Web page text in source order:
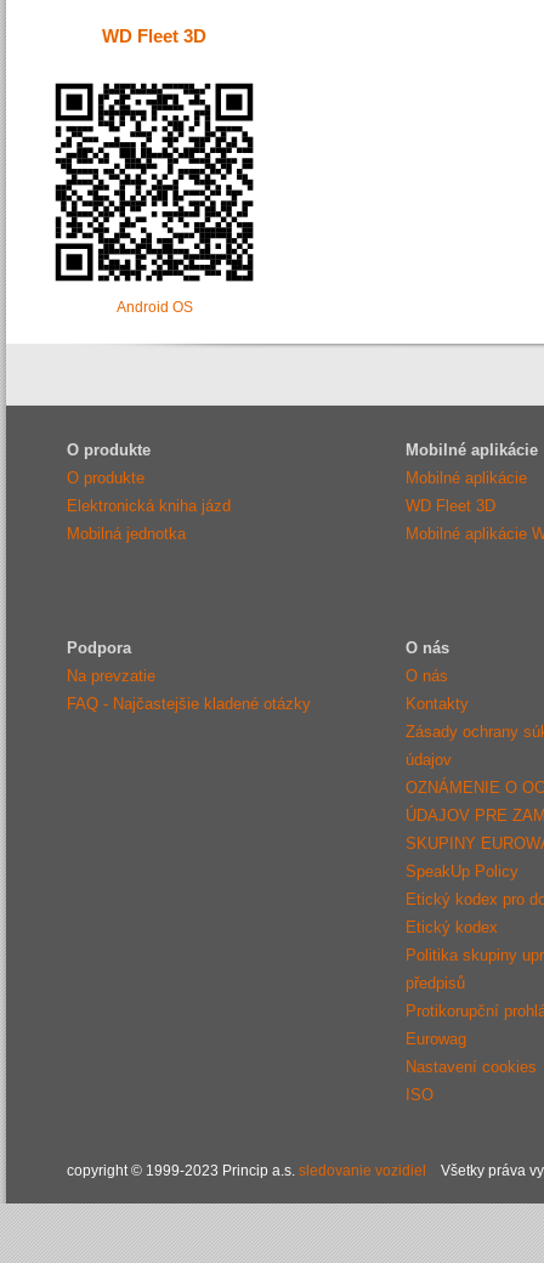
WD Fleet 3D
Android OS
O produkte
O produkte
Elektronická kniha jázd
Mobilná jednotka
Mobilné aplikácie
Mobilné aplikácie
WD Fleet 3D
Mobilné aplikácie
Podpora
Na prevzatie
FAQ - Najčastejšie kladené otázky
O nás
O nás
Kontakty
Zásady ochrany
údajov
OZNÁMENIE O
ÚDAJOV PRE
SKUPINY
SpeakUp Policy
Etický kodex pro
Etický kodex
Politika skupiny
předpisů
Protikorupční
Eurowag
Nastavení cookies
ISO
copyright © 1999-2023 Princip a.s. sledovanie vozidiel Všetky práva